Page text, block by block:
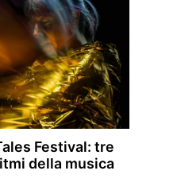
Festival: tre
della musica